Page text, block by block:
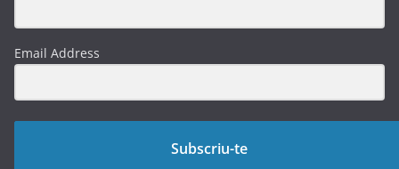
Email Address
Subscriu-te